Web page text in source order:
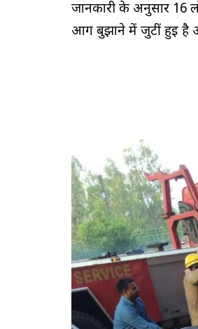
जानकारी के अनुसार 16
आग बुझाने में जुटीं हुई है